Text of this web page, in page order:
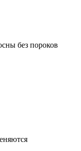
без пороков